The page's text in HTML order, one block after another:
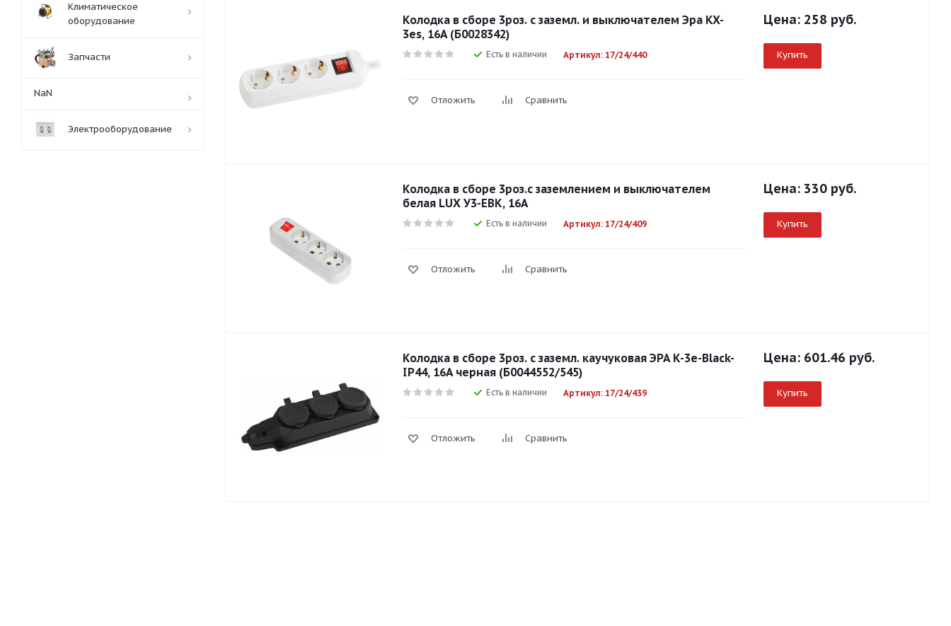
Колодка в сборе 3роз. с заземл. и выключателем Эра KX-
3es, 16А (Б0028342)
Есть в наличии Артикул: 17/24/440
Отложить Сравнить
Цена: 258 руб.
Купить
Колодка в сборе 3роз.с заземлением и выключателем
белая LUX У3-ЕВК, 16А
Есть в наличии Артикул: 17/24/409
Отложить Сравнить
Цена: 330 руб.
Купить
Колодка в сборе 3роз. с заземл. каучуковая ЭРА K-3e-Black-
IP44, 16А черная (Б0044552/545)
Есть в наличии Артикул: 17/24/439
Отложить Сравнить
Цена: 601.46 руб.
Купить
Климатическое
оборудование
Запчасти
NaN
Электрооборудование